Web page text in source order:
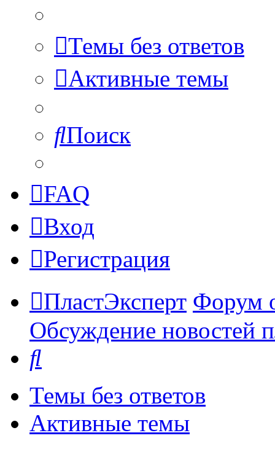
Темы без ответов
Активные темы
Поиск
FAQ
Вход
Регистрация
ПластЭксперт Форум
Обсуждение новостей
Темы без ответов
Активные темы